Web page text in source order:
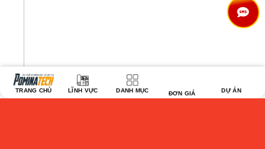
TRANG CHỦ LĨNH VỰC DANH MỤC ĐƠN GIÁ DỰ ÁN